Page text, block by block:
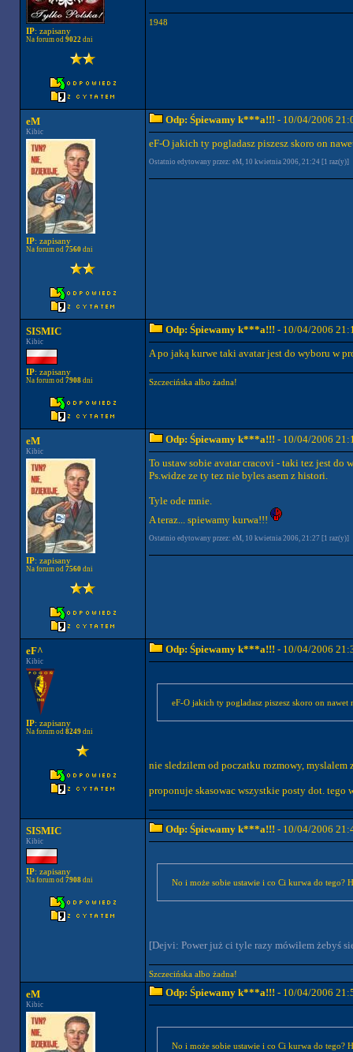
IP: zapisany
Na forum od 9022dni
1948
eM
Kibic
IP: zapisany
Na forum od 7560dni
Odp: Śpiewamy k***a!!! - 10/04/2006
eF-O jakich ty pogladasz piszesz skoro on
Ostatnio edytowany przez: eM, 10 kwietnia 2006, 21:24 [1 raz(y)]
SISMIC
Kibic
IP: zapisany
Na forum od 7908dni
Odp: Śpiewamy k***a!!! - 10/04/2006
A po jaką kurwe taki avatar jest do wyboru w
Szczecińska albo żadna!
eM
Kibic
IP: zapisany
Na forum od 7560dni
Odp: Śpiewamy k***a!!! - 10/04/2006
To ustaw sobie avatar cracovi - taki tez jest do
Ps.widze ze ty tez nie byles asem z histori.
Tyle ode mnie.
A teraz... spiewamy kurwa!!!
Ostatnio edytowany przez: eM, 10 kwietnia 2006, 21:27 [1 raz(y)]
eF^
Kibic
IP: zapisany
Na forum od 8249dni
Odp: Śpiewamy k***a!!! - 10/04/2006
eF-O jakich ty pogladasz piszesz skoro on nawet
nie sledzilem od poczatku rozmowy, myslalem
proponuje skasowac wszystkie posty dot.
SISMIC
Kibic
IP: zapisany
Na forum od 7908dni
Odp: Śpiewamy k***a!!! - 10/04/2006
No i może sobie ustawie i co Ci kurwa do tego?
[Dejvi: Power już ci tyle razy mówiłem żebyś
Szczecińska albo żadna!
eM
Kibic
Odp: Śpiewamy k***a!!! - 10/04/2006
No i może sobie ustawie i co Ci kurwa do tego?